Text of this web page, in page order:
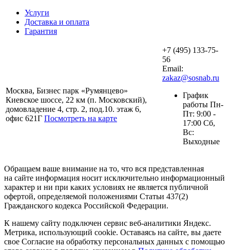
Услуги
Доставка и оплата
Гарантия
Москва, Бизнес парк «Румянцево»
Киевское шоссе, 22 км (п. Московский),
домовладение 4, стр. 2, под.10. этаж 6,
офис 621Г Посмотреть на карте
+7 (495) 133-75-
56
Email:
zakaz@sosnab.ru
График
работы Пн-
Пт: 9:00 -
17:00 Сб,
Вс:
Выходные
Обращаем ваше внимание на то, что вся представленная
на сайте информация носит исключительно информационный
характер и ни при каких условиях не является публичной
офертой, определяемой положениями Статьи 437(2)
Гражданского кодекса Российской Федерации.
К нашему сайту подключен сервис веб-аналитики Яндекс.
Метрика, использующий cookie. Оставаясь на сайте, вы даете
свое Согласие на обработку персональных данных с помощью